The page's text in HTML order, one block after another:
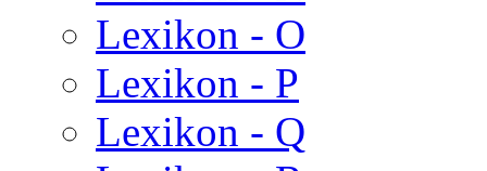
Lexikon - O
Lexikon - P
Lexikon - Q